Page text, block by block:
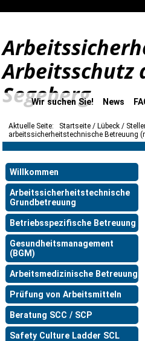
Arbeitsschutz
Segeberg
Wir suchen Sie! News
Aktuelle Seite: Startseite Lübeck
arbeitssicherheitstechnische Betreuung
Willkommen
Arbeitssicherheitstechnische
Grundbetreuung
Betriebsspezifische Betreuung
Gesundheitsmanagement
(BGM)
Arbeitsmedizinische Betreuung
Prüfung von Arbeitsmitteln
Beratung SCC / SCP
Safety Culture Ladder SCL